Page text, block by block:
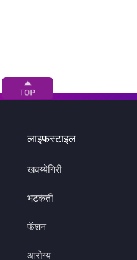
लाइफस्टाइल
खवय्येगिरी
भटकंती
फॅशन
आरोग्य